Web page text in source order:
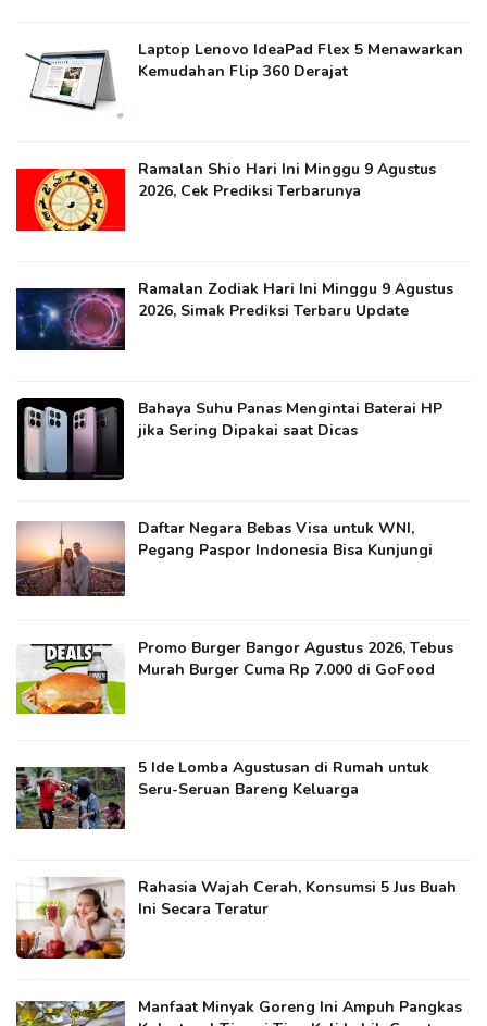
Laptop Lenovo IdeaPad Flex 5 Menawarkan
Kemudahan Flip 360 Derajat
Ramalan Shio Hari Ini Minggu 9 Agustus
2026, Cek Prediksi Terbarunya
Ramalan Zodiak Hari Ini Minggu 9 Agustus
2026, Simak Prediksi Terbaru Update
Bahaya Suhu Panas Mengintai Baterai HP
jika Sering Dipakai saat Dicas
Daftar Negara Bebas Visa untuk WNI,
Pegang Paspor Indonesia Bisa Kunjungi
Promo Burger Bangor Agustus 2026, Tebus
Murah Burger Cuma Rp 7.000 di GoFood
5 Ide Lomba Agustusan di Rumah untuk
Seru-Seruan Bareng Keluarga
Rahasia Wajah Cerah, Konsumsi 5 Jus Buah
Ini Secara Teratur
Manfaat Minyak Goreng Ini Ampuh Pangkas